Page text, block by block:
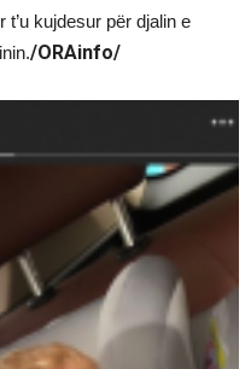
kujdesur për djalin e
/ORAinfo/